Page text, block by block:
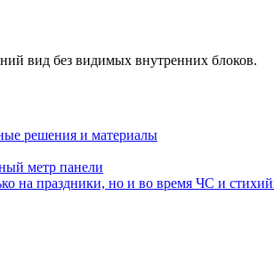
вид без видимых внутренних блоков.
решения и материалы
метр панели
на праздники, но и во время ЧС и